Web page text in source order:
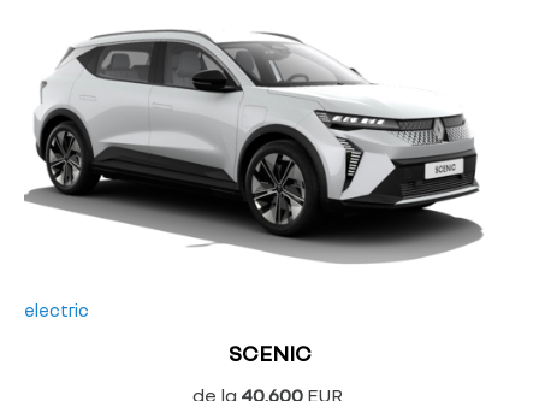
electric
SCENIC
de la 40.600 EUR